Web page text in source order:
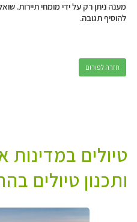
מענה ניתן רק על ידי מומחי תיירות.
להוסיף תגובה.
חזרה לפורום
טיולים במדינות
ותכנון טיולים